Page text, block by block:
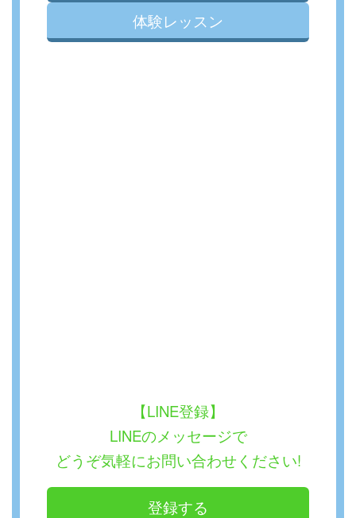
体験レッスン
【LINE登録】
LINEのメッセージで
どうぞ気軽にお問い合わせください!
登録する